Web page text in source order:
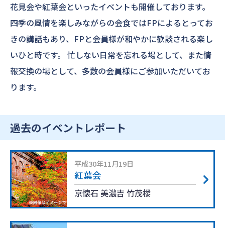
花見会や紅葉会といったイベントも開催しております。
四季の風情を楽しみながらの会食ではFPによるとってお
きの講話もあり、FPと会員様が和やかに歓談される楽し
いひと時です。 忙しない日常を忘れる場として、また情
報交換の場として、多数の会員様にご参加いただいてお
ります。
過去のイベントレポート
平成30年11月19日
紅葉会
京懐石 美濃吉 竹茂楼